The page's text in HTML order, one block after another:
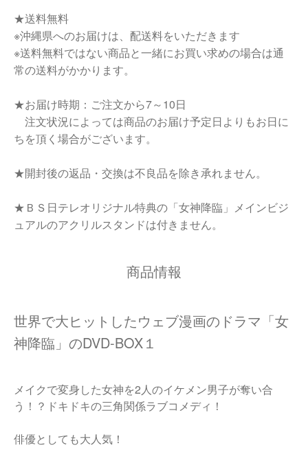
★送料無料
※沖縄県へのお届けは、配送料をいただきます
※送料無料ではない商品と一緒にお買い求めの場合は通
常の送料がかかります。
★お届け時期：ご注文から7～10日
注文状況によっては商品のお届け予定日よりもお日に
ちを頂く場合がございます。
★開封後の返品・交換は不良品を除き承れません。
★ＢＳ日テレオリジナル特典の「女神降臨」メインビジ
ュアルのアクリルスタンドは付きません。
商品情報
世界で大ヒットしたウェブ漫画のドラマ「女
神降臨」のDVD-BOX１
メイクで変身した女神を2人のイケメン男子が奪い合
う！？ドキドキの三角関係ラブコメディ！
俳優としても大人気！